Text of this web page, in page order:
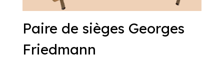
Paire de sièges Georges
Friedmann